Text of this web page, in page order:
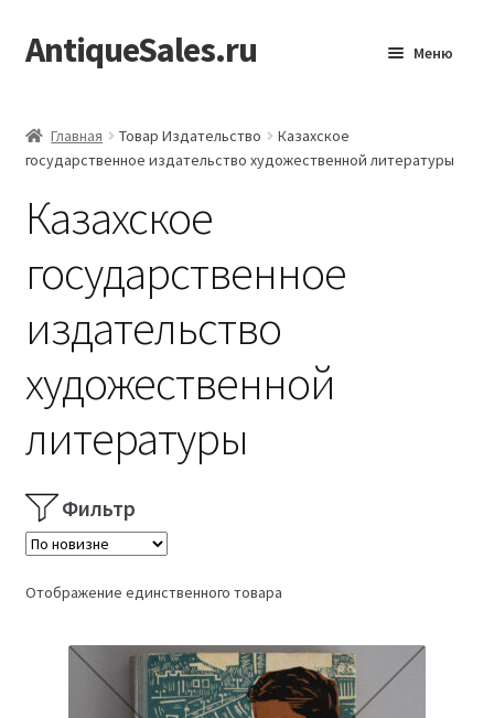
Перейти
к
Перейти
к
AntiqueSales.ru Меню
Главная Товар Издательство
Казахское
государственное издательство художественной литературы
Казахское
государственное
издательство
художественной
литературы
Фильтр
Отображение единственного товара